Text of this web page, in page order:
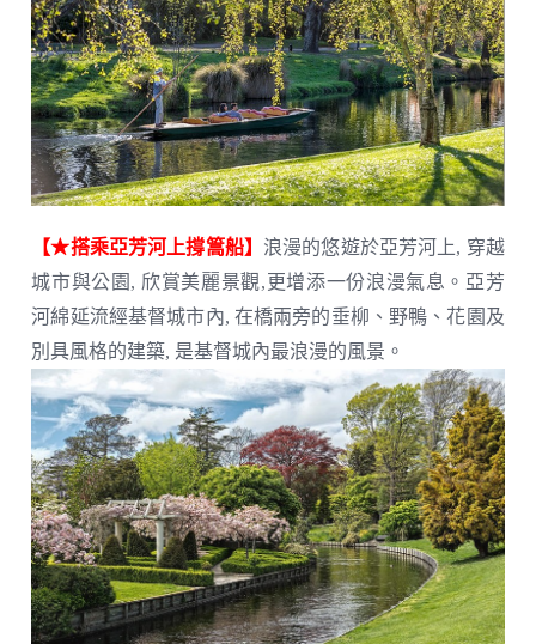
【★搭乘亞芳河上撐篙船】
浪漫的悠遊於亞芳河上, 穿越
城市與公園, 欣賞美麗景觀,更增添一份浪漫氣息。亞芳
河綿延流經基督城市內, 在橋兩旁的垂柳、野鴨、花園及
別具風格的建築, 是基督城內最浪漫的風景。